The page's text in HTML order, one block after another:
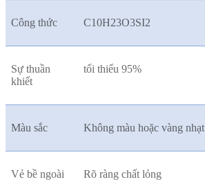
Công thức C10H23O3SI2
Sự thuần
khiết
tối thiểu 95%
Màu sắc Không màu hoặc vàng nhạt
Vẻ bề ngoài Rõ ràng chất lỏng